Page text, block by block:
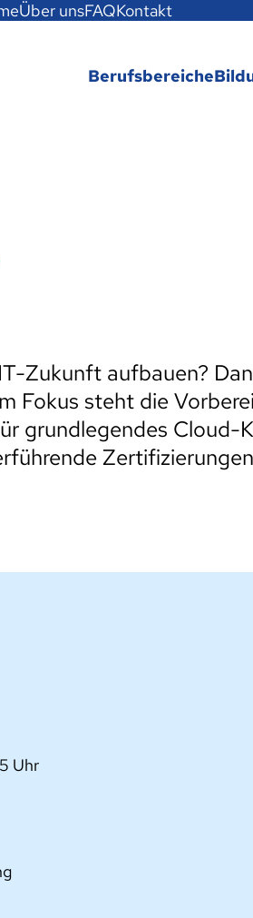
Über unsFAQKontakt
Berufsbereiche
Zukunft aufbauen?
Fokus steht die
grundlegendes Cloud-
Uhr